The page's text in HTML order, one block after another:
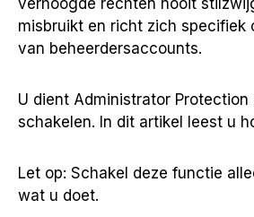
misbruikt en richt zich specifiek
van beheerdersaccounts.
U dient Administrator Protection
schakelen. In dit artikel leest u
Let op: Schakel deze functie
wat u doet.